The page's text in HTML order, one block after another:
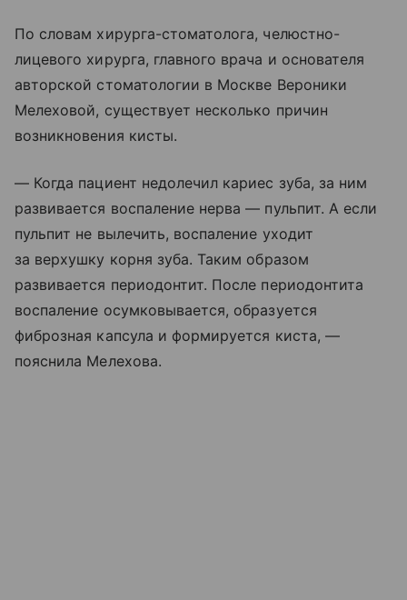
По словам хирурга-стоматолога, челюстно-
лицевого хирурга, главного врача и основателя
авторской стоматологии в Москве Вероники
Мелеховой, существует несколько причин
возникновения кисты.
— Когда пациент недолечил кариес зуба, за ним
развивается воспаление нерва — пульпит. А если
пульпит не вылечить, воспаление уходит
за верхушку корня зуба. Таким образом
развивается периодонтит. После периодонтита
воспаление осумковывается, образуется
фиброзная капсула и формируется киста, —
пояснила Мелехова.